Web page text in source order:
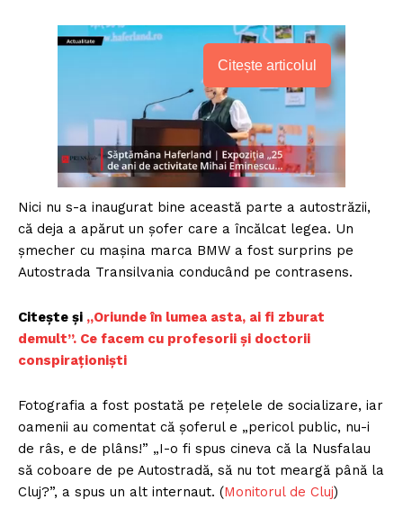
Citește articolul
Nici nu s-a inaugurat bine această parte a autostrăzii,
că deja a apărut un șofer care a încălcat legea. Un
șmecher cu mașina marca BMW a fost surprins pe
Autostrada Transilvania conducând pe contrasens.
Citește și „Oriunde în lumea asta, ai fi zburat
demult”. Ce facem cu profesorii și doctorii
conspiraționiști
Fotografia a fost postată pe rețelele de socializare, iar
oamenii au comentat că șoferul e „pericol public, nu-i
de râs, e de plâns!” „I-o fi spus cineva că la Nusfalau
să coboare de pe Autostradă, să nu tot meargă până la
Cluj?”, a spus un alt internaut. (Monitorul de Cluj)